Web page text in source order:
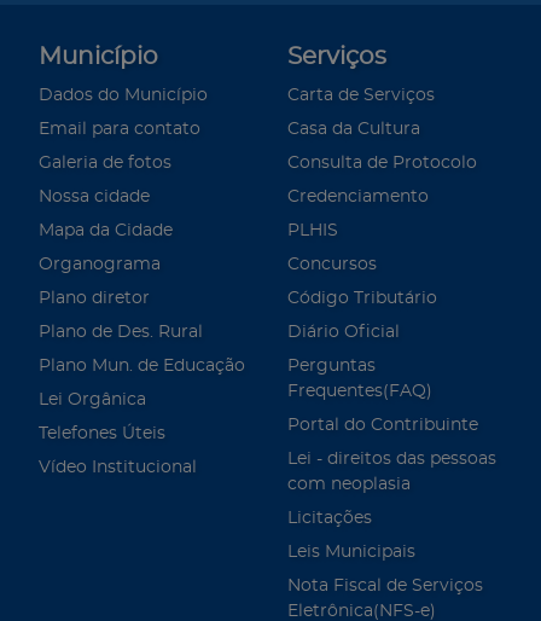
Município
Dados do Município
Email para contato
Galeria de fotos
Nossa cidade
Mapa da Cidade
Organograma
Plano diretor
Plano de Des. Rural
Plano Mun. de Educação
Lei Orgânica
Telefones Úteis
Vídeo Institucional
Serviços
Carta de Serviços
Casa da Cultura
Consulta de Protocolo
Credenciamento
PLHIS
Concursos
Código Tributário
Diário Oficial
Perguntas
Frequentes(FAQ)
Portal do Contribuinte
Lei - direitos das pessoas
com neoplasia
Licitações
Leis Municipais
Nota Fiscal de Serviços
Eletrônica(NFS-e)